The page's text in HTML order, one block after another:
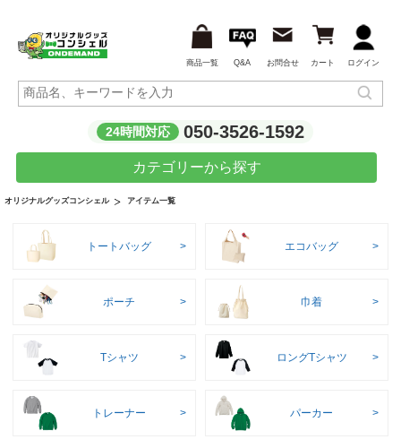
商品一覧 Q&A お問合せ カート ログイン
24時間対応 050-3526-1592
カテゴリーから探す
オリジナルグッズコンシェル アイテム一覧
トートバッグ エコバッグ
ポーチ 巾着
Tシャツ ロングTシャツ
トレーナー パーカー